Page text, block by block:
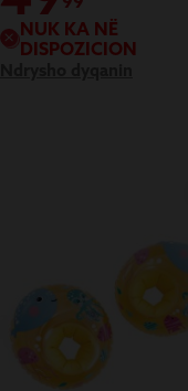
NUK KA NË
DISPOZICION